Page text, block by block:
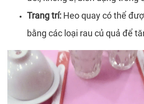
Trang trí: Heo quay có thể
bằng các loại rau củ quả để